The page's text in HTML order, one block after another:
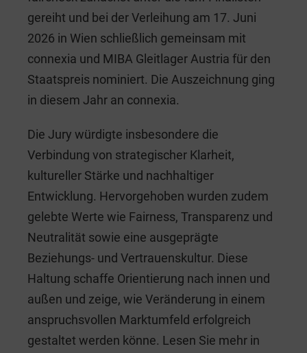
gereiht und bei der Verleihung am 17. Juni
2026 in Wien schließlich gemeinsam mit
connexia und MIBA Gleitlager Austria für den
Staatspreis nominiert. Die Auszeichnung ging
in diesem Jahr an connexia.
Die Jury würdigte insbesondere die
Verbindung von strategischer Klarheit,
kultureller Stärke und nachhaltiger
Entwicklung. Hervorgehoben wurden zudem
gelebte Werte wie Fairness, Transparenz und
Neutralität sowie eine ausgeprägte
Beziehungs- und Vertrauenskultur. Diese
Haltung schaffe Orientierung nach innen und
außen und zeige, wie Veränderung in einem
anspruchsvollen Marktumfeld erfolgreich
gestaltet werden könne. Lesen Sie mehr in